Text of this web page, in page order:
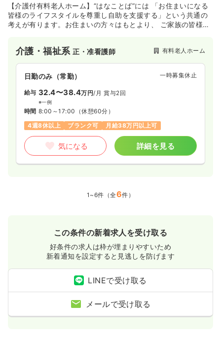
【介護付有料老人ホーム】“はなことば”には 「お住まいになる
皆様のライフスタイルを尊重し自助を支援する」という共通の
考えが有ります。お住まいの方々はもとより、 ご家族の皆様に
介護・福祉系正・准看護師 有料老人ホーム
日勤のみ（常勤） 一時募集休止
給与 32.4〜38.4万円/月 賞与2回
※一例
時間 8:00～17:00 （休憩60分）
4週8休以上
ブランク可 月給38万円以上可
気になる 詳細を見る
1~6件（全6件）
この条件の新着求人を受け取る
好条件の求人は枠が埋まりやすいため
新着通知を設定すると見逃しを防げます
LINEで受け取る
メールで受け取る